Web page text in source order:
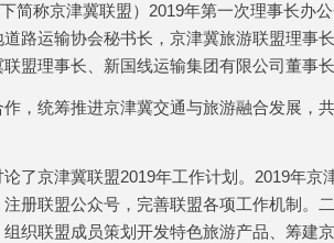
简称京津冀联盟） 2019年第一次理事长办
路运输协会秘书长，京津冀旅游联盟理事
盟理事长、新国线运输集团有限公司董事长
，统筹推进京津冀交通与旅游融合发展，
了京津冀联盟2019年工作计划。 2019年京
册联盟公众号，完善联盟各项工作机制。
织联盟成员策划开发特色旅游产品、筹建